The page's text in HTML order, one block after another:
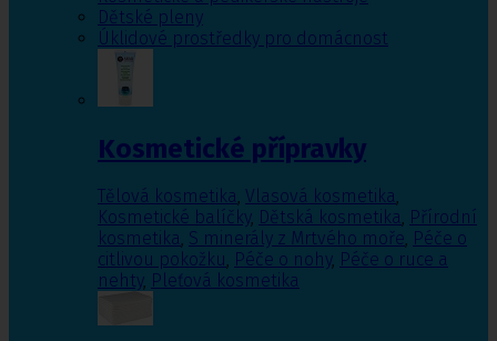
Dětské pleny
Úklidové prostředky pro domácnost
Kosmetické přípravky
Tělová kosmetika, Vlasová kosmetika,
Kosmetické balíčky, Dětská kosmetika, Přírodní
kosmetika, S minerály z Mrtvého moře, Péče o
citlivou pokožku, Péče o nohy, Péče o ruce a
nehty, Pleťová kosmetika